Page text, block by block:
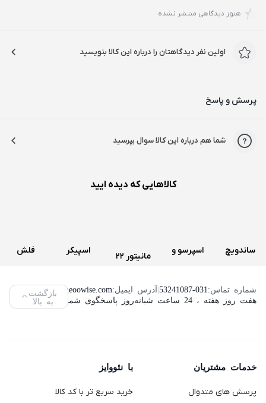
هنوز دیدگاهی منتشر نشده
اولین نفر دیدگاهتان را درباره این کالا بنویسید
پرسش و پاسخ
شما هم درباره این کالا سوال بپرسید
کالاهایی که دیده ایید
ساندویچ
ساز کنوود
مدل
اسپرسو و
دولچه
Genio 2
مانیتور 22
مدل
اسپیکر
تسکو
مدل TS
فلش
ویکومن
مدل
شماره تماس: 53241087-031
|آدرس ایمیل:info@neoowise.com
هفت روز هفته ، 24 ساعت شبانه‌روز پاسخگوی شما هستیم.
بازگشت
به بالا
خدمات مشتریان
پرسش های متدوال
با نئووایز
خرید سریع تر با کد کالا